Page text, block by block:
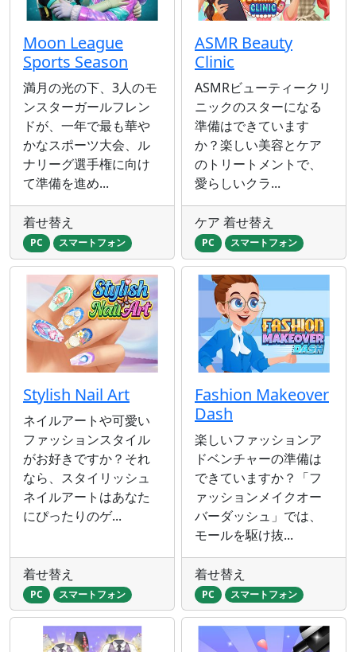
Moon League
Sports Season
満月の光の下、3人のモ
ンスターガールフレン
ドが、一年で最も華や
かなスポーツ大会、ル
ナリーグ選手権に向け
て準備を進め...
着せ替え
PC スマートフォン
ASMR Beauty
Clinic
ASMRビューティークリ
ニックのスターになる
準備はできています
か？楽しい美容とケア
のトリートメントで、
愛らしいクラ...
ケア 着せ替え
PC スマートフォン
Stylish Nail Art
ネイルアートや可愛い
ファッションスタイル
がお好きですか？それ
なら、スタイリッシュ
ネイルアートはあなた
にぴったりのゲ...
着せ替え
PC スマートフォン
Fashion Makeover
Dash
楽しいファッションア
ドベンチャーの準備は
できていますか？「フ
ァッションメイクオー
バーダッシュ」では、
モールを駆け抜...
着せ替え
PC スマートフォン